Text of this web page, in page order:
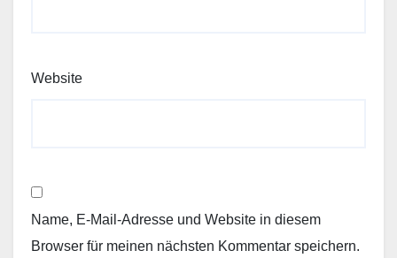
Website
Name, E-Mail-Adresse und Website in diesem
Browser für meinen nächsten Kommentar speichern.